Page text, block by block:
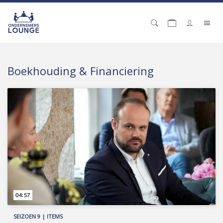
Boekhouding & Financiering
SEIZOEN 9 | ITEMS
04:57